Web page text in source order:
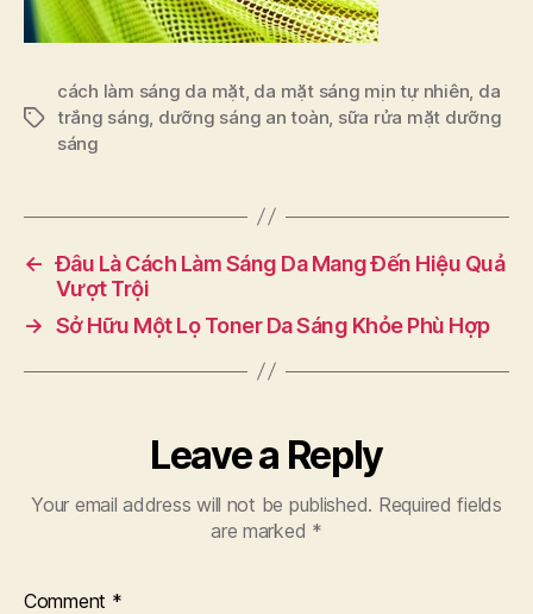
Tags
cách làm sáng da mặt, da mặt sáng mịn tự nhiên da
trắng sáng dưỡng sáng an toàn sữa rửa mặt dưỡng
sáng
← Đâu Là Cách Làm Sáng Da Mang Đến Hiệu Quả
Vượt Trội
→ Sở Hữu Một Lọ Toner Da Sáng Khỏe Phù Hợp
Leave a Reply
Your email address will not be published. Required fields
are marked *
Comment *